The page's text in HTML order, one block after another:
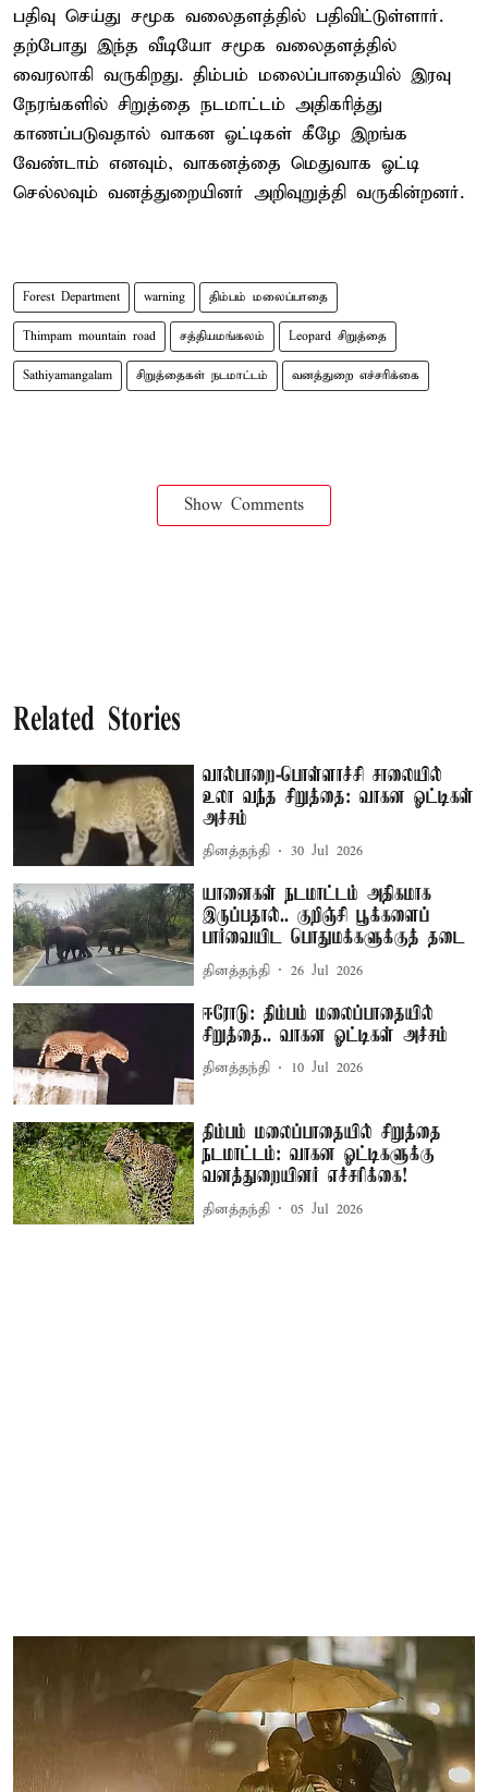
பதிவு செய்து சமூக வலைதளத்தில் பதிவிட்டுள்ளார்.
தற்போது இந்த வீடியோ சமூக வலைதளத்தில்
வைரலாகி வருகிறது. திம்பம் மலைப்பாதையில் இரவு
நேரங்களில் சிறுத்தை நடமாட்டம் அதிகரித்து
காணப்படுவதால் வாகன ஓட்டிகள் கீழே இறங்க
வேண்டாம் எனவும், வாகனத்தை மெதுவாக ஓட்டி
செல்லவும் வனத்துறையினர் அறிவுறுத்தி வருகின்றனர்.
Forest Department warning திம்பம் மலைப்பாதை
Thimpam mountain road சத்தியமங்கலம் Leopard சிறுத்தை
Sathiyamangalam சிறுத்தைகள் நடமாட்டம் வனத்துறை எச்சரிக்கை
Show Comments
Related Stories
வால்பாறை-பொள்ளாச்சி சாலையில்
உலா வந்த சிறுத்தை: வாகன ஓட்டிகள்
அச்சம்
தினத்தந்தி 30 Jul 2026
யானைகள் நடமாட்டம் அதிகமாக
இருப்பதால்.. குறிஞ்சி பூக்களைப்
பார்வையிட பொதுமக்களுக்குத் தடை
தினத்தந்தி 26 Jul 2026
ஈரோடு: திம்பம் மலைப்பாதையில்
சிறுத்தை.. வாகன ஓட்டிகள் அச்சம்
தினத்தந்தி 10 Jul 2026
திம்பம் மலைப்பாதையில் சிறுத்தை
நடமாட்டம்: வாகன ஓட்டிகளுக்கு
வனத்துறையினர் எச்சரிக்கை!
தினத்தந்தி 05 Jul 2026